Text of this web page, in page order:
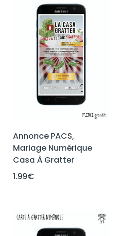
Annonce PACS,
Mariage Numérique
Casa À Gratter
1.99€